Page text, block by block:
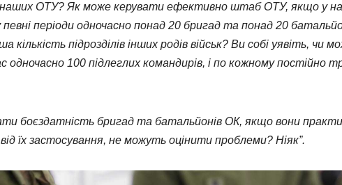
наших ОТУ? Як може керувати ефективно штаб ОТУ, якщо у
певні періоди одночасно понад 20 бригад та понад 20
кількість підрозділів інших родів військ? Ви собі уявіть,
одночасно 100 підлеглих командирів, і по кожному постійно
боєздатність бригад та батальйонів ОК, якщо вони
від їх застосування, не можуть оцінити проблеми? Ніяк”.